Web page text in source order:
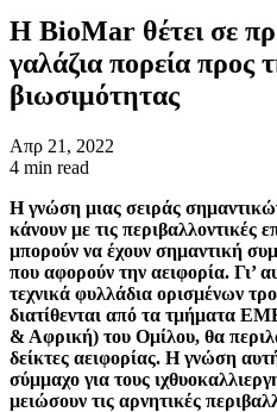
Η BioMar θέτει σε
γαλάζια πορεία προς
βιωσιμότητας
Απρ 21, 2022
4 min read
Η γνώση μιας σειράς
κάνουν με τις περιβαλλοντικές
μπορούν να έχουν σημαντική
που αφορούν την αειφορία. Γι’
τεχνικά φυλλάδια ορισμένων
διατίθενται από τα τμήματα
& Αφρική) του Ομίλου, θα
δείκτες αειφορίας. Η γνώση
σύμμαχο για τους
μειώσουν τις αρνητικές